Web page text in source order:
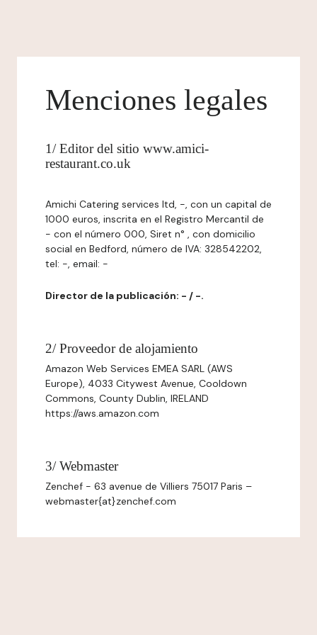
Menciones legales
1/ Editor del sitio www.amici-
restaurant.co.uk
Amichi Catering services ltd, -, con un capital de
1000 euros, inscrita en el Registro Mercantil de
- con el número 000, Siret n° , con domicilio
social en Bedford, número de IVA: 328542202,
tel: -, email: -
Director de la publicación: - / -.
2/ Proveedor de alojamiento
Amazon Web Services EMEA SARL (AWS
Europe), 4033 Citywest Avenue, Cooldown
Commons, County Dublin, IRELAND
https://aws.amazon.com
3/ Webmaster
Zenchef - 63 avenue de Villiers 75017 Paris –
webmaster{at}zenchef.com